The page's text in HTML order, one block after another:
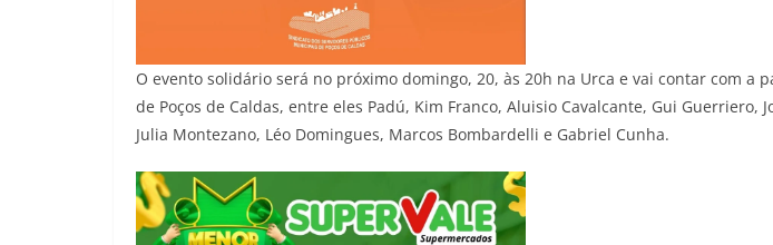
O evento solidário será no próximo domingo, 20, às 20h na Urca e vai contar com a
de Poços de Caldas, entre eles Padú, Kim Franco, Aluisio Cavalcante, Gui Guerriero,
Julia Montezano, Léo Domingues, Marcos Bombardelli e Gabriel Cunha.